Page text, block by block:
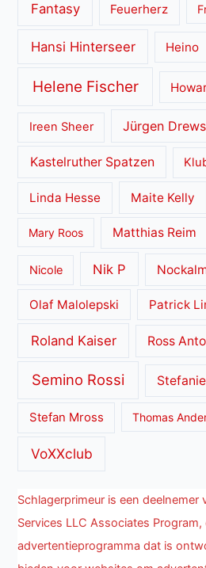
Fantasy Feuerherz
Hansi Hinterseer Heino
Helene Fischer
Ireen Sheer Jürgen Drews
Kastelruther Spatzen
Linda Hesse Maite Kelly
Mary Roos Matthias Reim
Nicole Nik P
Olaf Malolepski Patrick
Roland Kaiser Ross
Semino Rossi
Stefan Mross Thomas
VoXXclub
Schlagerprimeur is een deelnemer
Services LLC Associates Program,
advertentieprogramma dat is